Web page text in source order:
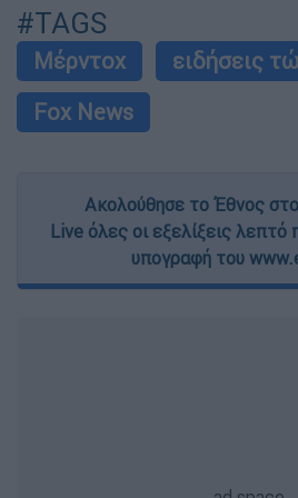
#TAGS
Μέρντοχ ειδήσεις
Fox News
Ακολούθησε το Έθνος
Live όλες οι εξελίξεις
υπογραφή του